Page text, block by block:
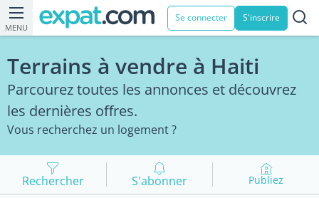
MENU
Se connecter S'inscrire
Terrains à vendre à Haiti
Parcourez toutes les annonces et découvrez
les dernières offres.
Vous recherchez un logement ?
Rechercher S'abonner Publiez